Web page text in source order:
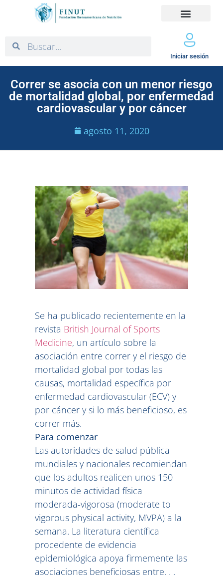
Iniciar sesión
Correr se asocia con un menor riesgo
de mortalidad global, por enfermedad
cardiovascular y por cáncer
agosto 11, 2020
Se ha publicado recientemente en la
revista British Journal of Sports
Medicine, un artículo sobre la
asociación entre correr y el riesgo de
mortalidad global por todas las
causas, mortalidad específica por
enfermedad cardiovascular (ECV) y
por cáncer y si lo más beneficioso, es
correr más.
Para comenzar
Las autoridades de salud pública
mundiales y nacionales recomiendan
que los adultos realicen unos 150
minutos de actividad física
moderada-vigorosa (moderate to
vigorous physical activity, MVPA) a la
semana. La literatura científica
procedente de evidencia
epidemiológica apoya firmemente las
asociaciones beneficiosas entre. . .